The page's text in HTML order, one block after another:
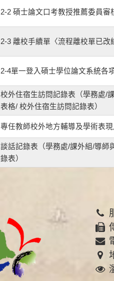
2-2 碩士論文口考教授推薦委員審
2-3 離校手續單〈流程離校單已改
2-4單一登入碩士學位論文系統各
校外住宿生訪問記錄表（學務處/
表格/ 校外住宿生訪問記錄表）
專任教師校外地方輔導及學術表
談話記錄表（學務處/課外組/導師
錄表）